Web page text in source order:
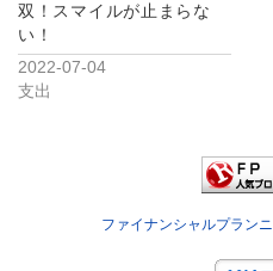
双！スマイルが止まらな
い！
2022-07-04
支出
ファイナンシャルプラン